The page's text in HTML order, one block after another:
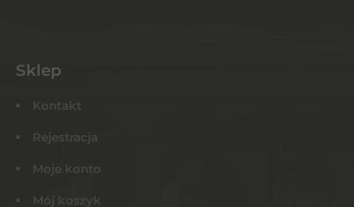
Sklep
Kontakt
Rejestracja
Moje konto
Mój koszyk